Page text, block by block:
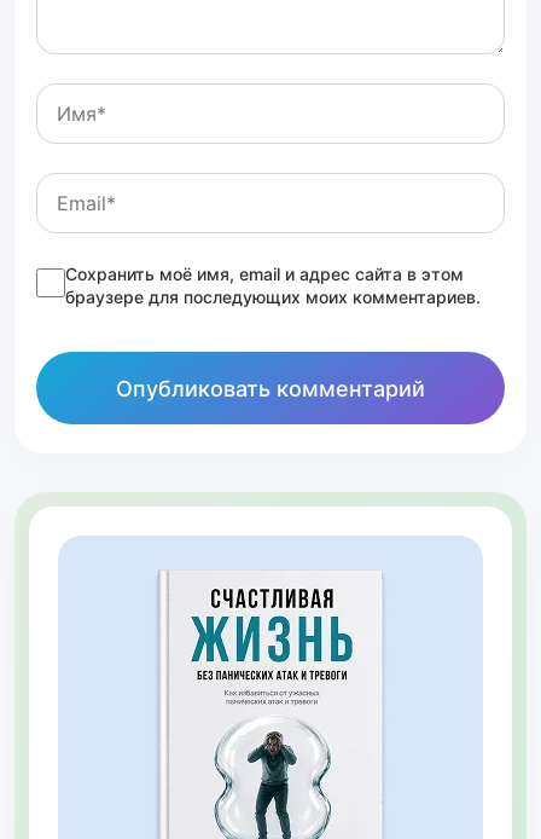
Сохранить моё имя, email и адрес сайта в этом
браузере для последующих моих комментариев.